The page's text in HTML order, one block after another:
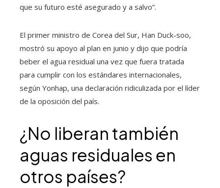
que su futuro esté asegurado y a salvo”.
El primer ministro de Corea del Sur, Han Duck-soo,
mostró su apoyo al plan en junio y dijo que podría
beber el agua residual una vez que fuera tratada
para cumplir con los estándares internacionales,
según Yonhap, una declaración ridiculizada por el líder
de la oposición del país.
¿No liberan también
aguas residuales en
otros países?